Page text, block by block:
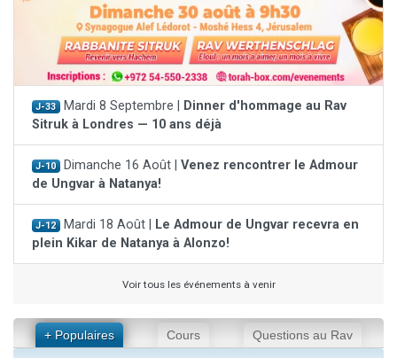
J-33 Mardi 8 Septembre |
Dinner d'hommage au Rav
Sitruk à Londres — 10 ans déjà
J-10 Dimanche 16 Août | Venez rencontrer le Admour
de Ungvar à Natanya!
J-12 Mardi 18 Août |
Le Admour de Ungvar recevra en
plein Kikar de Natanya à Alonzo!
Voir tous les événements à venir
+ Populaires Cours Questions au Rav